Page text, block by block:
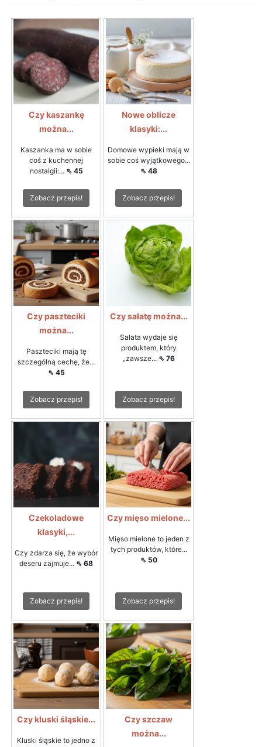
Czy kaszankę
można...
Kaszanka ma w sobie
coś z kuchennej
nostalgii:... ⇖ 45
Zobacz przepis!
Nowe oblicze
klasyki:...
Domowe wypieki mają w
sobie coś wyjątkowego...
⇖ 48
Zobacz przepis!
Czy paszteciki
można...
Paszteciki mają tę
szczególną cechę, że...
⇖ 45
Zobacz przepis!
Czy sałatę można...
Sałata wydaje się
produktem, który
„zawsze... ⇖ 76
Zobacz przepis!
Czekoladowe
klasyki,...
Czy zdarza się, że wybór
deseru zajmuje... ⇖ 68
Zobacz przepis!
Czy mięso mielone...
Mięso mielone to jeden z
tych produktów, które...
⇖ 50
Zobacz przepis!
Czy kluski śląskie...
Kluski śląskie to jedno z
Czy szczaw
można...